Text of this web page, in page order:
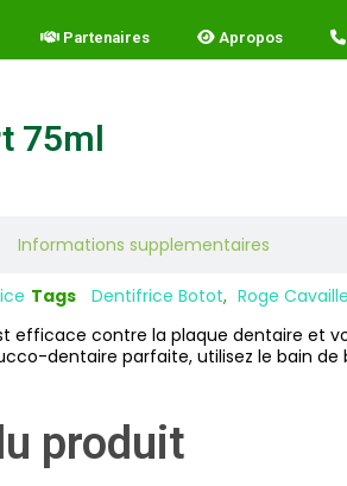
Partenaires Apropos
75ml
Informations supplementaires
Tags Dentifrice Botot, Roge
efficace contre la plaque dentaire et
dentaire parfaite, utilisez le bain
produit